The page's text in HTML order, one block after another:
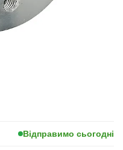
Відправимо сьогодні